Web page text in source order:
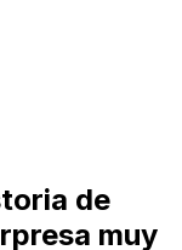
de
muy